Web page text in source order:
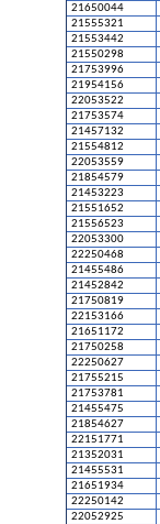
21650044
21555321
21553442
21550298
21753996
21954156
22053522
21753574
21457132
21554812
22053559
21854579
21453223
21551652
21556523
22053300
22250468
21455486
21452842
21750819
22153166
21651172
21750258
22250627
21755215
21753781
21455475
21854627
22151771
21352031
21455531
21651934
22250142
22052925